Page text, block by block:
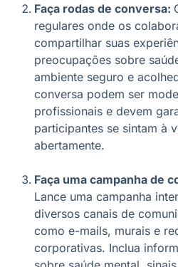
Faça rodas de conversa:
regulares onde os
compartilhar suas
preocupações sobre
ambiente seguro e
conversa podem ser
profissionais e devem
participantes se sintam à
abertamente.
Faça uma campanha de
Lance uma campanha
diversos canais de
como e-mails, murais e
corporativas. Inclua